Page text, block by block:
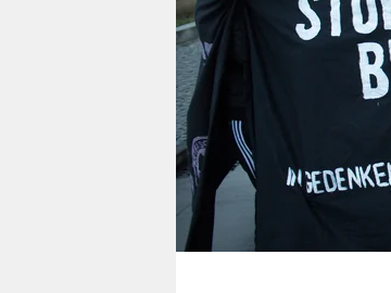
veranstaltungen
shop
fragen & hilfe
unterstützen
abo
genossenschaft